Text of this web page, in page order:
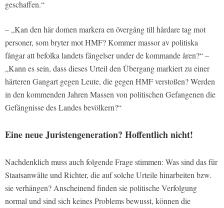
geschaffen.“
– „Kan den här domen markera en övergång till hårdare tag mot
personer, som bryter mot HMF? Kommer massor av politiska
fångar att befolka landets fängelser under de kommande åren?“ –
„Kann es sein, dass dieses Urteil den Übergang markiert zu einer
härteren Gangart gegen Leute, die gegen HMF verstoßen? Werden
in den kommenden Jahren Massen von politischen Gefangenen die
Gefängnisse des Landes bevölkern?“
Eine neue Juristengeneration? Hoffentlich nicht!
Nachdenklich muss auch folgende Frage stimmen: Was sind das für
Staatsanwälte und Richter, die auf solche Urteile hinarbeiten bzw.
sie verhängen? Anscheinend finden sie politische Verfolgung
normal und sind sich keines Problems bewusst, können die